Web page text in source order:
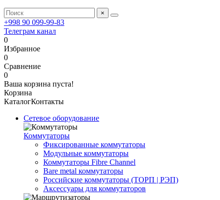
×
+998 90 099-99-83
Телеграм канал
0
Избранное
0
Сравнение
0
Ваша корзина пуста!
Корзина
КаталогКонтакты
Сетевое оборудование
Коммутаторы
Фиксированные коммутаторы
Модульные коммутаторы
Коммутаторы Fibre Channel
Bare metal коммутаторы
Российские коммутаторы (ТОРП | РЭП)
Аксессуары для коммутаторов